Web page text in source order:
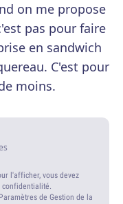
on me propose
pas pour faire
en sandwich
C'est pour
moins.
l'afficher, vous devez
confidentialité.
de Gestion de la